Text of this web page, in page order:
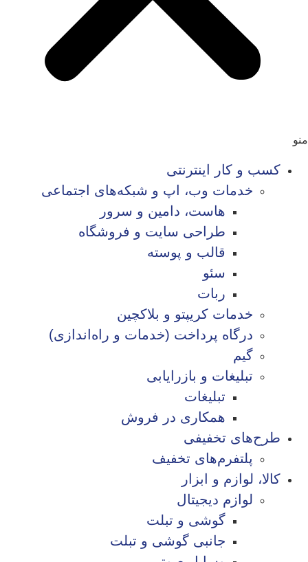
منو
کسب و کار اینترنتی
خدمات وب، اپ و شبکه‌های اجتماعی
هاست، دامین و سرور
طراحی سایت و فروشگاه
قالب و پوسته
سئو
ربات
خدمات کریپتو و بلاکچین
درگاه پرداخت (خدمات و راه‌اندازی)
گیم
تبلیغات و بازرایابی
تبلیغات
همکاری در فروش
طرح‌های تخفیفی
پلتفرم‌های تخفیف
کالا، لوازم و ابزار
لوازم دیجیتال
گوشی و تبلت
جانبی گوشی و تبلت